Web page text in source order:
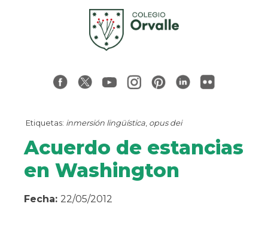
Etiquetas: inmersión lingüística, opus dei
Acuerdo de estancias
en Washington
Fecha: 22/05/2012